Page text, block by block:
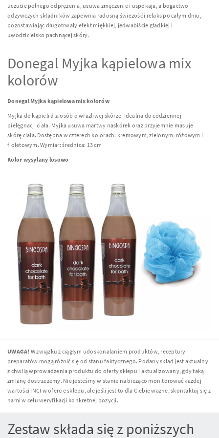
uczucie pełnego odprężenia, usuwa zmęczenie i uspokaja, a bogactwo
odżywczych składników zapewnia radosną świeżość i relaks po całym dniu,
pozostawiając długotrwały efekt miękkiej, jedwabiście gładkiej i
uwodzicielsko pachnącej skóry.
Donegal Myjka kąpielowa mix
kolorów
Donegal Myjka kąpielowa mix kolorów
Myjka do kąpieli dla osób o wrażliwej skórze. Idealna do codziennej
pielęgnacji ciała. Myjka usuwa martwy naskórek oraz przyjemnie masuje
skórę ciała. Dostępna w czterech kolorach: kremowym, zielonym, różowym i
fioletowym. Wymiar: średnica: 13 cm
Kolor wysyłany losowo
UWAGA! W związku z ciągłym udoskonalaniem produktów, receptury
preparatów mogą różnić się od stanu faktycznego. Podany skład jest aktualny
z chwilą wprowadzenia produktu do oferty sklepu i aktualizowany, gdy taką
zmianę dostrzeżemy. Nie jesteśmy w stanie na bieżąco monitorować każdej
wartości INCI w ofercie sklepu, ale jeśli jest to dla Ciebie ważne, skontaktuj się z
nami w celu weryfikacji konkretnej pozycji.
Zestaw składa się z poniższych